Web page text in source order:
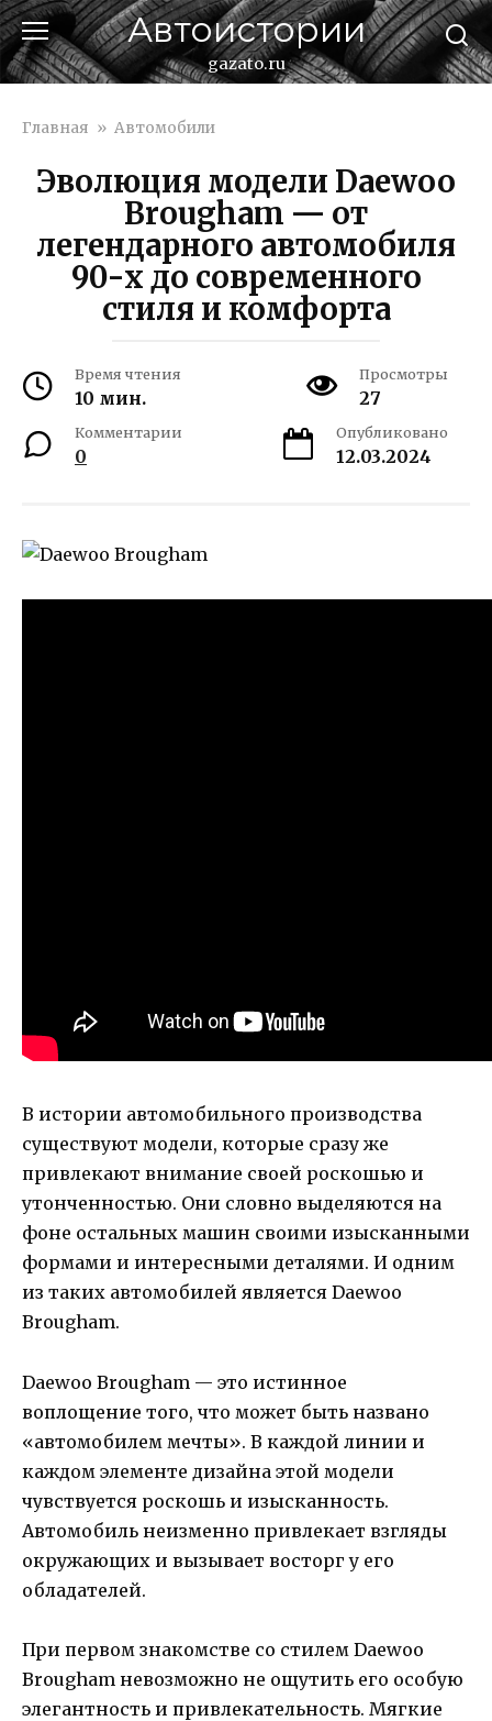
Перейти
к
контенту
Автоистории
gazato.ru
Главная » Автомобили
Эволюция модели Daewoo
Brougham — от
легендарного автомобиля
90-х до современного
стиля и комфорта
Время чтения
10 мин.
Просмотры
27
Комментарии
0
Опубликовано
12.03.2024
В истории автомобильного производства
существуют модели, которые сразу же
привлекают внимание своей роскошью и
утонченностью. Они словно выделяются на
фоне остальных машин своими изысканными
формами и интересными деталями. И одним
из таких автомобилей является Daewoo
Brougham.
Daewoo Brougham — это истинное
воплощение того, что может быть названо
«автомобилем мечты». В каждой линии и
каждом элементе дизайна этой модели
чувствуется роскошь и изысканность.
Автомобиль неизменно привлекает взгляды
окружающих и вызывает восторг у его
обладателей.
При первом знакомстве со стилем Daewoo
Brougham невозможно не ощутить его особую
элегантность и привлекательность. Мягкие